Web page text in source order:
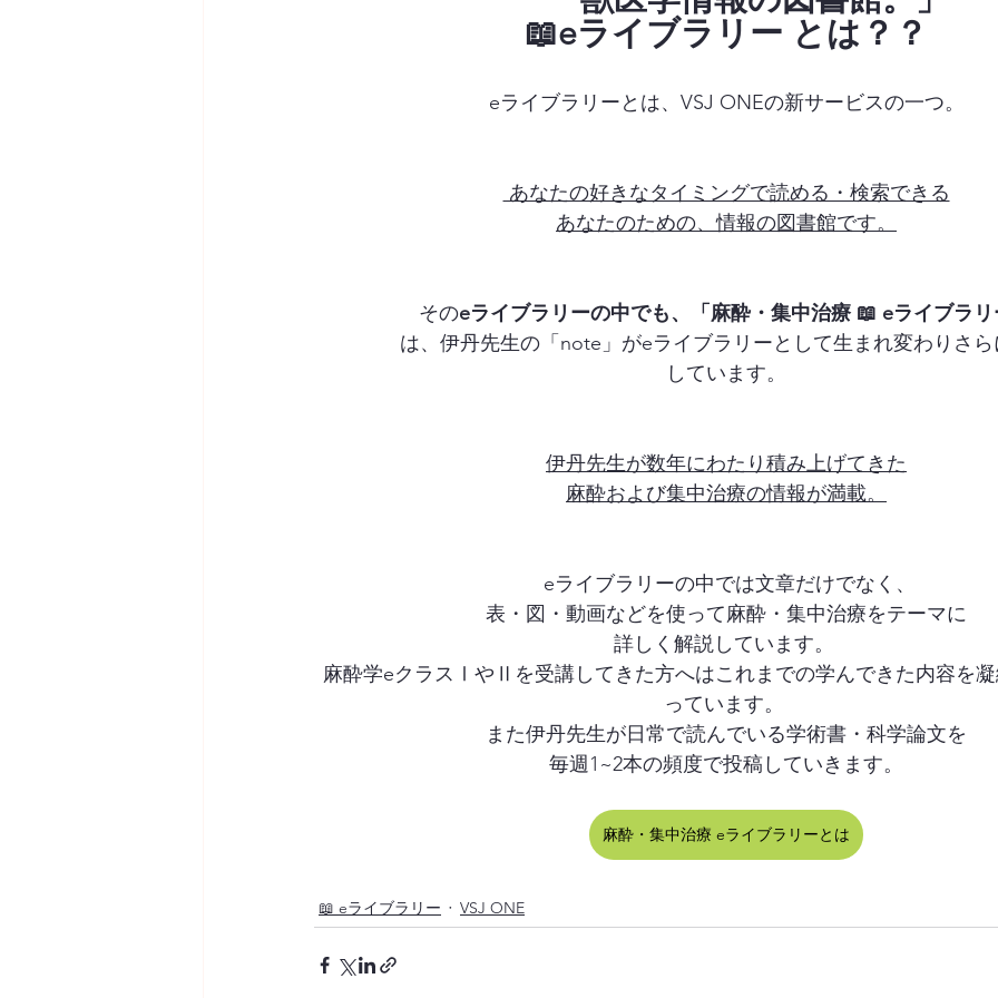
📖eライブラリー とは？？
eライブラリーとは、VSJ ONEの新サービスの一つ。
あなたの好きなタイミングで読める・検索できる
あなたのための、情報の図書館です。
そのeライブラリーの中でも、「麻酔・集中治療 📖 eライブラリ
は、伊丹先生の「note」がeライブラリーとして生まれ変わりさ
しています。
伊丹先生が数年にわたり積み上げてきた
麻酔および集中治療の情報が満載。
eライブラリーの中では文章だけでなく、
表・図・動画などを使って麻酔・集中治療をテーマに
詳しく解説しています。
麻酔学eクラスⅠやⅡを受講してきた方へはこれまでの学んできた内容を
っています。
また伊丹先生が日常で読んでいる学術書・科学論文を
毎週1~2本の頻度で投稿していきます。
麻酔・集中治療 eライブラリーとは
📖 eライブラリー VSJ ONE